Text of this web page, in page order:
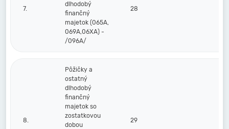
7.
dlhodobý
finančný
majetok (065A,
069A,06XA) -
/096A/
28
8.
Pôžičky a
ostatný
dlhodobý
finančný
majetok so
zostatkovou
dobou
29